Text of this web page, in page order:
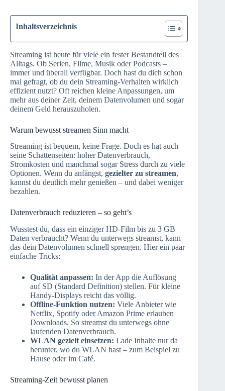
Inhaltsverzeichnis
Streaming ist heute für viele ein fester Bestandteil des
Alltags. Ob Serien, Filme, Musik oder Podcasts –
immer und überall verfügbar. Doch hast du dich schon
mal gefragt, ob du dein Streaming-Verhalten wirklich
effizient nutzt? Oft reichen kleine Anpassungen, um
mehr aus deiner Zeit, deinem Datenvolumen und sogar
deinem Geld herauszuholen.
Warum bewusst streamen Sinn macht
Streaming ist bequem, keine Frage. Doch es hat auch
seine Schattenseiten: hoher Datenverbrauch,
Stromkosten und manchmal sogar Stress durch zu viele
Optionen. Wenn du anfängst, gezielter zu streamen,
kannst du deutlich mehr genießen – und dabei weniger
bezahlen.
Datenverbrauch reduzieren – so geht’s
Wusstest du, dass ein einziger HD-Film bis zu 3 GB
Daten verbraucht? Wenn du unterwegs streamst, kann
das dein Datenvolumen schnell sprengen. Hier ein paar
einfache Tricks:
Qualität anpassen: In der App die Auflösung
auf SD (Standard Definition) stellen. Für kleine
Handy-Displays reicht das völlig.
Offline-Funktion nutzen: Viele Anbieter wie
Netflix, Spotify oder Amazon Prime erlauben
Downloads. So streamst du unterwegs ohne
laufenden Datenverbrauch.
WLAN gezielt einsetzen: Lade Inhalte nur da
herunter, wo du WLAN hast – zum Beispiel zu
Hause oder im Café.
Streaming-Zeit bewusst planen